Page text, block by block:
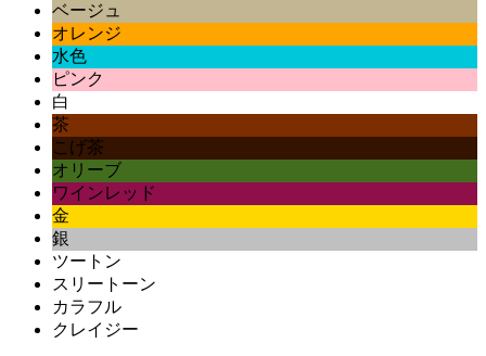
ベージュ
オレンジ
水色
ピンク
白
茶
こげ茶
オリーブ
ワインレッド
金
銀
ツートン
スリートーン
カラフル
クレイジー